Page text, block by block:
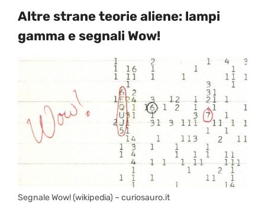
Altre strane teorie aliene: lampi
gamma e segnali Wow!
Segnale Wow! (wikipedia) – curiosauro.it